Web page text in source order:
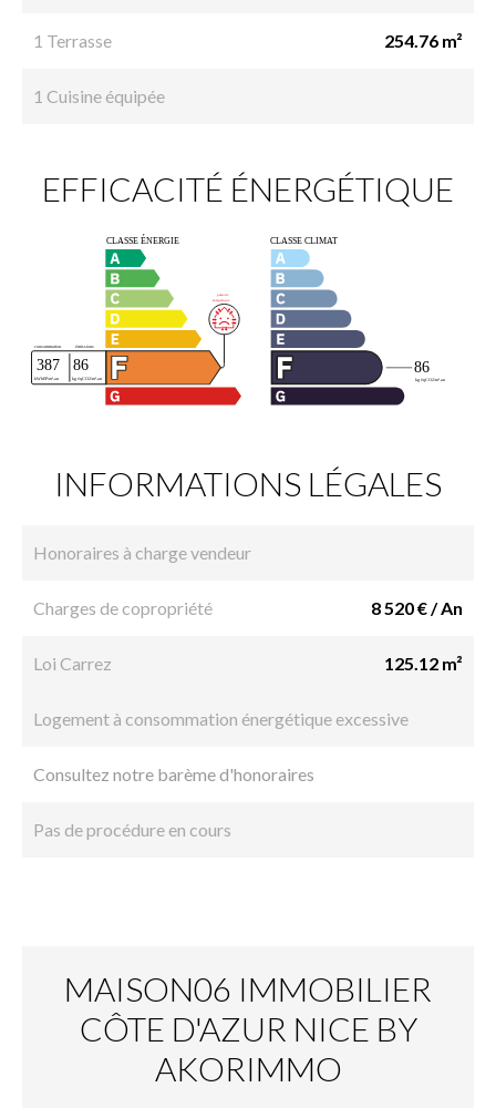
1 Terrasse 254.76 m²
1 Cuisine équipée
EFFICACITÉ ÉNERGÉTIQUE
INFORMATIONS LÉGALES
Honoraires à charge vendeur
Charges de copropriété 8 520 € / An
Loi Carrez 125.12 m²
Logement à consommation énergétique excessive
Consultez notre barème d'honoraires
Pas de procédure en cours
MAISON06 IMMOBILIER
CÔTE D'AZUR NICE BY
AKORIMMO